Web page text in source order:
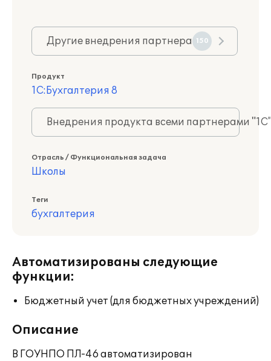
Другие внедрения партнера 150
Продукт
1С:Бухгалтерия 8
Внедрения продукта всеми партнерами
Отрасль / Функциональная задача
Школы
Теги
бухгалтерия
Автоматизированы следующие
функции:
Бюджетный учет (для бюджетных учреждений)
Описание
В ГОУНПО ПЛ-46 автоматизирован